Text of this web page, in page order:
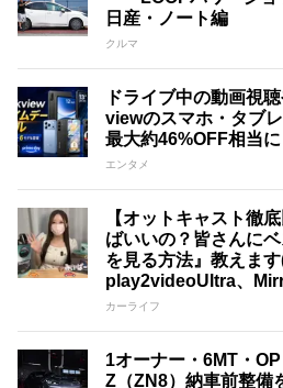
日産・ノート編
クルマ
ドライブ中の動画視
viewのスマホ・タブ
最大約46%OFF相当に
エンタメ
【オットキャスト徹
ばいいの？皆さんに
を見る方法』教えま
play2videoUltra、
カーライフ
1オーナー・6MT・
Z（ZN8）納車前整備